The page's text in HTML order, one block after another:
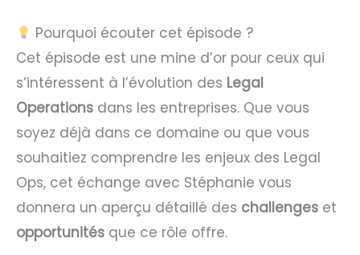
Pourquoi écouter cet épisode ?
Cet épisode est une mine d’or pour ceux qui
s’intéressent à l’évolution des Legal
Operations dans les entreprises. Que vous
soyez déjà dans ce domaine ou que vous
souhaitiez comprendre les enjeux des Legal
Ops, cet échange avec Stéphanie vous
donnera un aperçu détaillé des challenges et
opportunités que ce rôle offre.